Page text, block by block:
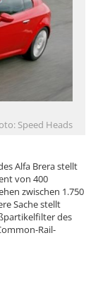
Speed Heads
Alfa Brera stellt
von 400
zwischen 1.750
Sache stellt
des
Rail-